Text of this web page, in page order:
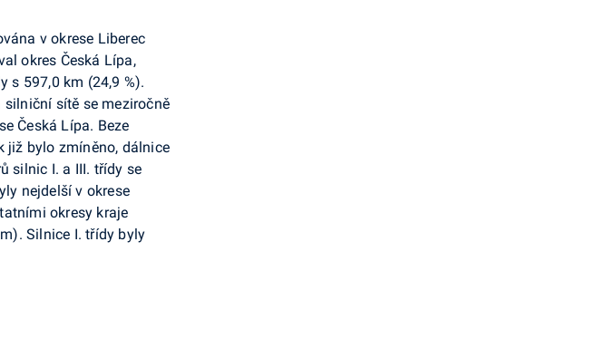
v okrese Liberec
okres Česká Lípa,
s 597,0 km (24,9 %).
silniční sítě se meziročně
Česká Lípa. Beze
již bylo zmíněno, dálnice
silnic I. a III. třídy se
nejdelší v okrese
okresy kraje
Silnice I. třídy byly